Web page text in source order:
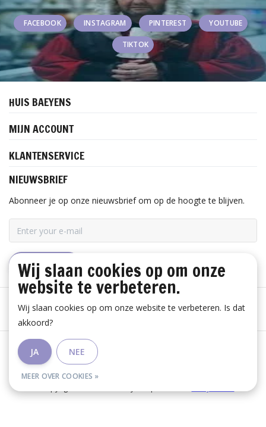
FACEBOOK INSTAGRAM PINTEREST YOUTUBE
TIKTOK
HUIS BAEYENS
MIJN ACCOUNT
KLANTENSERVICE
NIEUWSBRIEF
Abonneer je op onze nieuwsbrief om op de hoogte te blijven.
ABONNEER
Algemene voorwaarden
Wij slaan cookies op om onze
website te verbeteren.
Wij slaan cookies op om onze website te verbeteren. Is dat
akkoord?
JA NEE
MEER OVER COOKIES »